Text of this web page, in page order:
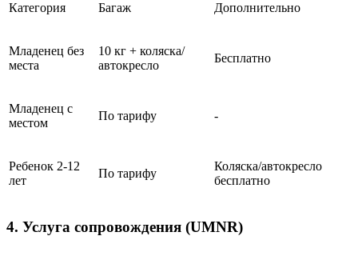
Категория Багаж Дополнительно
Младенец без
места
10 кг + коляска/
автокресло
Бесплатно
Младенец с
местом
По тарифу -
Ребенок 2-12
лет
По тарифу
Коляска/автокресло
бесплатно
4. Услуга сопровождения (UMNR)